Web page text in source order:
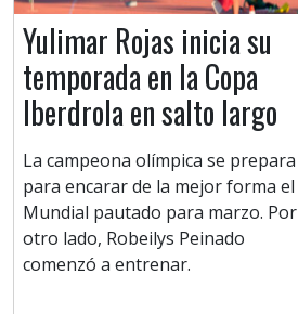
Yulimar Rojas inicia su
temporada en la Copa
Iberdrola en salto largo
La campeona olímpica se prepara
para encarar de la mejor forma el
Mundial pautado para marzo. Por
otro lado, Robeilys Peinado
comenzó a entrenar.